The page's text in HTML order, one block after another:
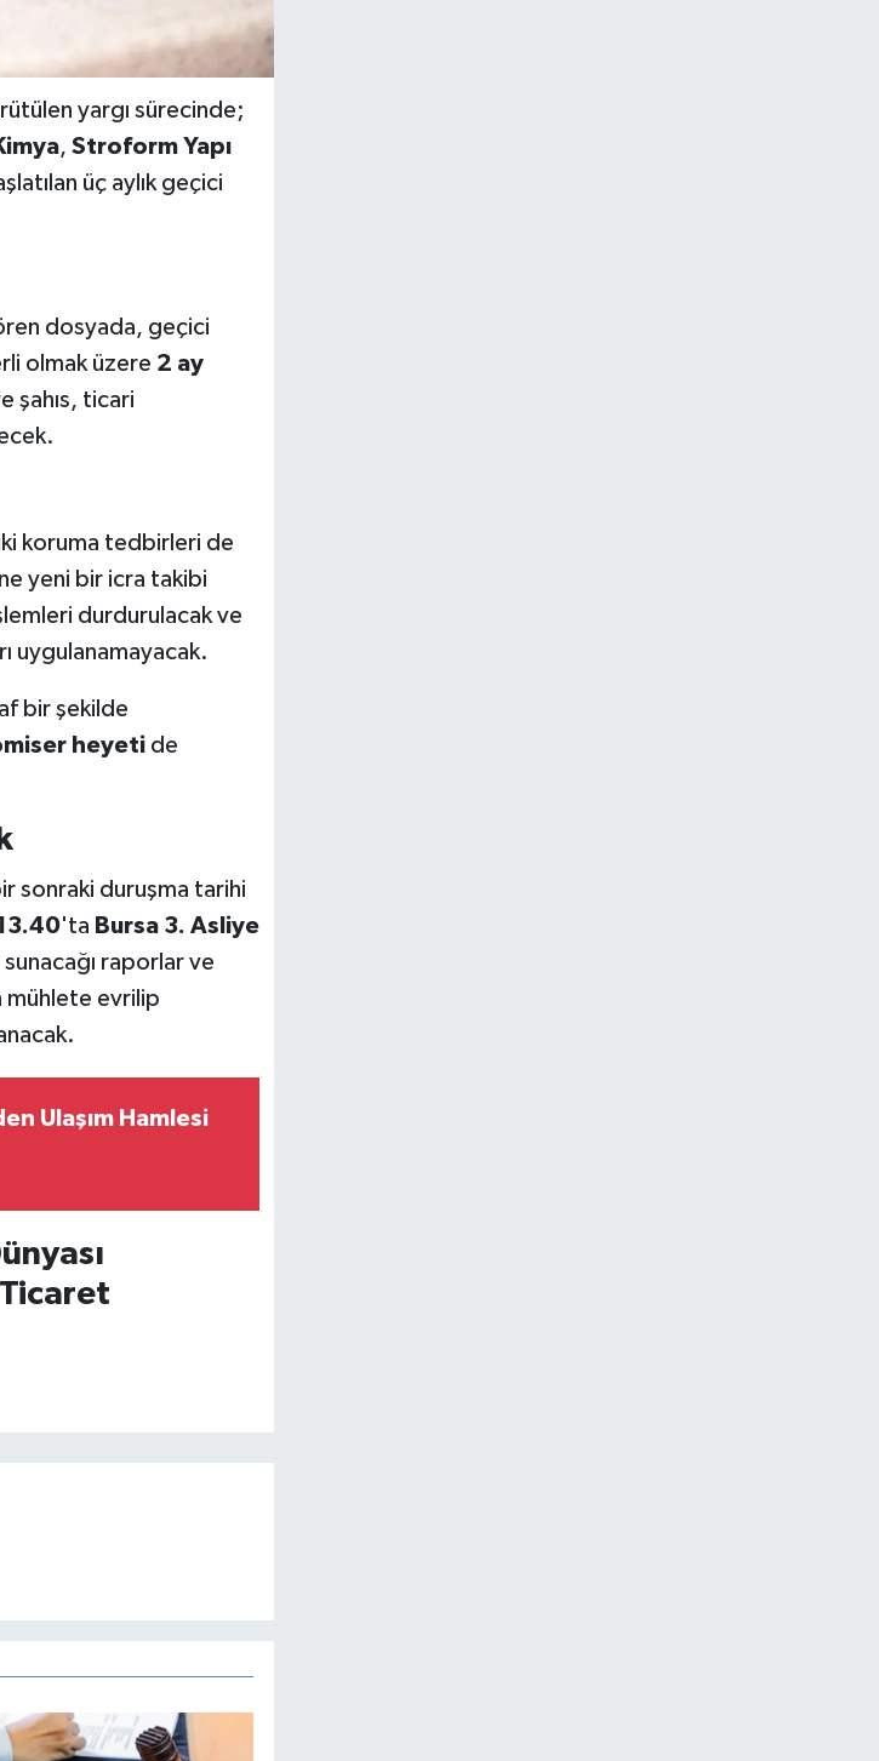
yargı sürecinde;
, Stroform Yapı
üç aylık geçici
dosyada, geçici
olmak üzere 2 ay
şahıs, ticari
koruma tedbirleri de
yeni bir icra takibi
durdurulacak ve
uygulanamayacak.
bir şekilde
heyetide
sonraki duruşma tarihi
'ta Bursa 3. Asliye
raporlar ve
mühlete evrilip
Ulaşım Hamlesi